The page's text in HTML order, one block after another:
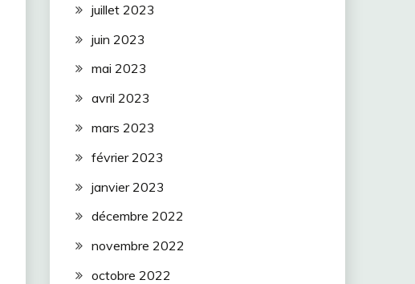
juillet 2023
juin 2023
mai 2023
avril 2023
mars 2023
février 2023
janvier 2023
décembre 2022
novembre 2022
octobre 2022